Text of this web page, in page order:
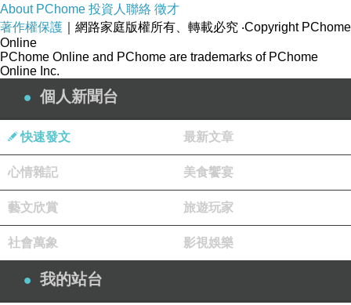
配
酯纖
About PChome 投資人聯絡 徵才
著作權保護 ｜網路家庭版權所有、轉載必究 ‧Copyright PChome
Online
PChome Online and PChome are trademarks of PChome
Online Inc.
個人新聞台
快速發文 最新文章
心情雜記 美食饗宴
藝文欣賞 旅遊玩家
社會萬象 影視娛樂
我的站台